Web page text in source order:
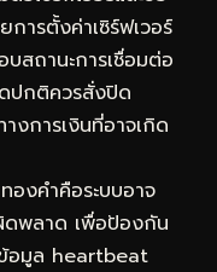
ารตั้งค่าเซิร์ฟเวอร์
บสถานะการเชื่อมต่อ
ปกติควรสั่งปิด
งการเงินที่อาจเกิด
องคำคือระบบอาจ
พลาด เพื่อป้องกัน
อมูล heartbeat